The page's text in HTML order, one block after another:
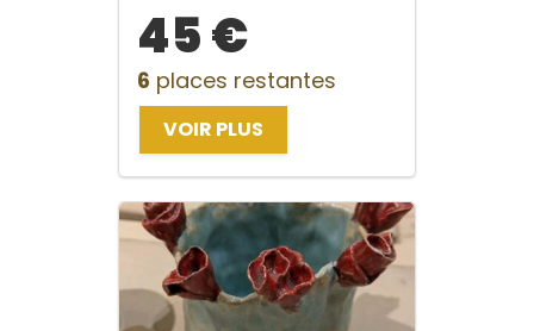
45 €
6 places restantes
VOIR PLUS